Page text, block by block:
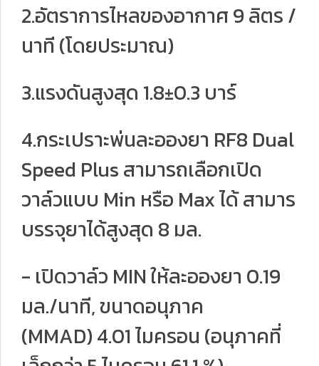
2.อัตราการไหลของอากาศ 9 ลิตร /
นาที (โดยประมาณ)
3.แรงดันสูงสุด 1.8±0.3 บาร์
4.กระเปราะพ่นละอองยา RF8 Dual
Speed Plus สามารถเลือกเปิด
วาล์วแบบ Min หรือ Max ได้ สามาร
บรรจุยาได้สูงสุด 8 มล.
- เปิดวาล์ว MIN ให้ละอองยา 0.19
มล./นาที, ขนาดอนุภาค
(MMAD) 4.01 ไมครอน (อนุภาคที่